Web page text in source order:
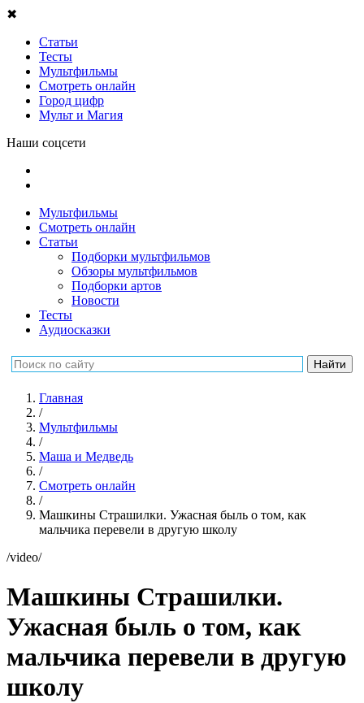
✖
Статьи
Тесты
Мультфильмы
Смотреть онлайн
Город цифр
Мульт и Магия
Наши соцсети
Мультфильмы
Смотреть онлайн
Статьи
Подборки мультфильмов
Обзоры мультфильмов
Подборки артов
Новости
Тесты
Аудиосказки
Главная
/
Мультфильмы
/
Маша и Медведь
/
Смотреть онлайн
/
Машкины Страшилки. Ужасная быль о том, как
мальчика перевели в другую школу
/video/
Машкины Страшилки.
Ужасная быль о том, как
мальчика перевели в другую
школу